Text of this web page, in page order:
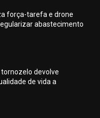
força-tarefa e drone
abastecimento
devolve
de vida a